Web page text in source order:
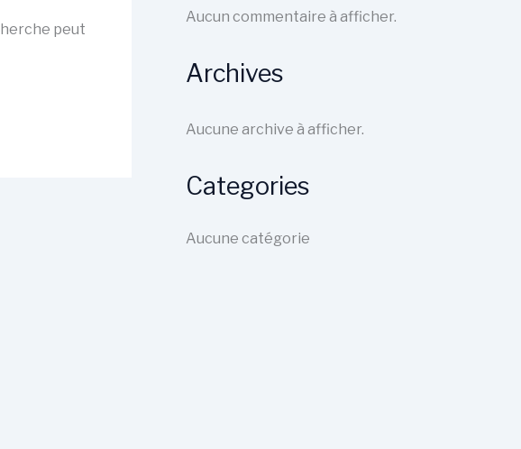
peut
Aucun commentaire à afficher.
Archives
Aucune archive à afficher.
Categories
Aucune catégorie